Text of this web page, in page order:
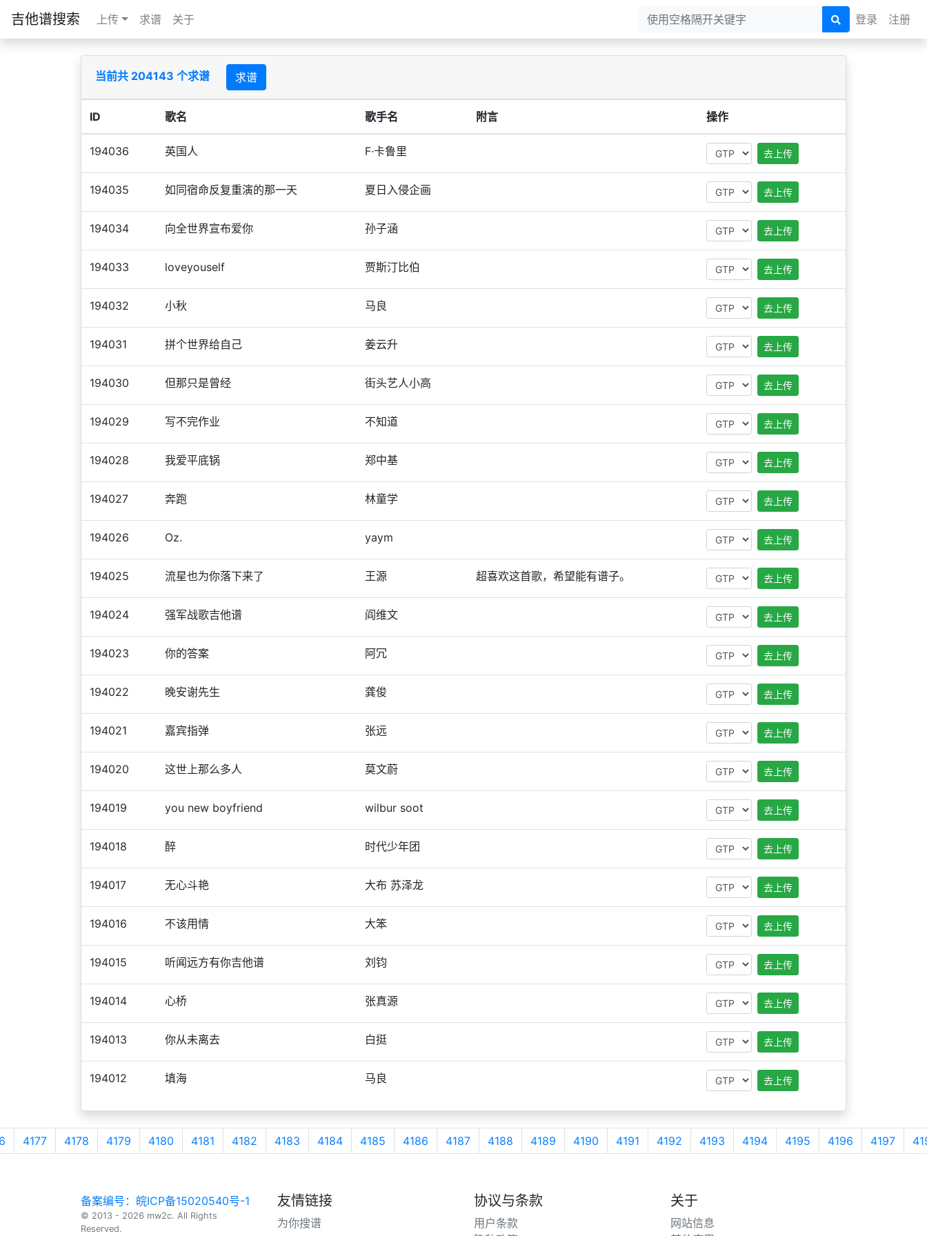
吉他谱搜索 上传 求谱 关于 登录 注册
当前共 204143 个求谱 求谱
ID 歌名 歌手名 附言 操作
194036 英国人 F·卡鲁里 去上传
194035 如同宿命反复重演的那一天 夏日入侵企画 去上传
194034 向全世界宣布爱你 孙子涵 去上传
194033 loveyouself 贾斯汀比伯 去上传
194032 小秋 马良 去上传
194031 拼个世界给自己 姜云升 去上传
194030 但那只是曾经 街头艺人小高 去上传
194029 写不完作业 不知道 去上传
194028 我爱平底锅 郑中基 去上传
194027 奔跑 林童学 去上传
194026 Oz. yaym 去上传
194025 流星也为你落下来了 王源 超喜欢这首歌，希望能有谱子。 去上传
194024 强军战歌吉他谱 阎维文 去上传
194023 你的答案 阿冗 去上传
194022 晚安谢先生 龚俊 去上传
194021 嘉宾指弹 张远 去上传
194020 这世上那么多人 莫文蔚 去上传
194019 you new boyfriend wilbur soot 去上传
194018 醉 时代少年团 去上传
194017 无心斗艳 大布 苏泽龙 去上传
194016 不该用情 大笨 去上传
194015 听闻远方有你吉他谱 刘钧 去上传
194014 心桥 张真源 去上传
194013 你从未离去 白挺 去上传
194012 填海 马良 去上传
4177 4178 4179 4180 4181 4182 4183 4184 4185 4186 4187 4188 4189 4190 4191 4192 4193 4194 4195 4196 4197
备案编号：皖ICP备15020540号-1
© 2013 - 2026 mw2c. All Rights
Reserved.
友情链接
为你搜谱
协议与条款
用户条款
关于
网站信息